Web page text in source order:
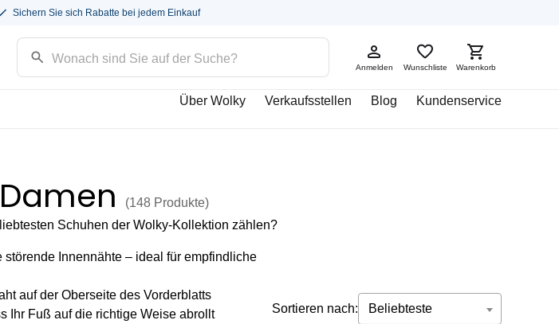
Sichern Sie sich Rabatte bei jedem Einkauf
Anmelden Wunschliste Warenkorb
Über Wolky Verkaufsstellen Blog Kundenservice
(148 Produkte)
Schuhen der Wolky-Kollektion zählen?
Innennähte – ideal für empfindliche
auf der Oberseite des Vorderblatts
Ihr Fuß auf die richtige Weise abrollt
Sortieren nach: Beliebteste